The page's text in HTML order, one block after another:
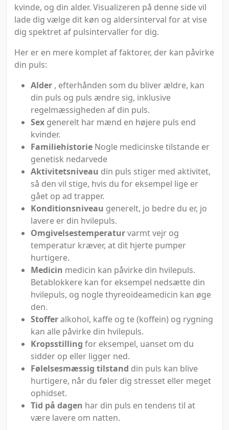
kvinde, og din alder. Visualizeren på denne side vil
lade dig vælge dit køn og aldersinterval for at vise
dig spektret af pulsintervaller for dig.
Her er en mere komplet af faktorer, der kan påvirke
din puls:
Alder , efterhånden som du bliver ældre, kan
din puls og puls ændre sig, inklusive
regelmæssigheden af din puls.
Sex generelt har mænd en højere puls end
kvinder.
Familiehistorie Nogle medicinske tilstande er
genetisk nedarvede
Aktivitetsniveau din puls stiger med aktivitet,
så den vil stige, hvis du for eksempel lige er
gået op ad trapper.
Konditionsniveau generelt, jo bedre du er, jo
lavere er din hvilepuls.
Omgivelsestemperaturvarmt vejr og
temperatur kræver, at dit hjerte pumper
hurtigere.
Medicin medicin kan påvirke din hvilepuls.
Betablokkere kan for eksempel nedsætte din
hvilepuls, og nogle thyreoideamedicin kan øge
den.
Stofferalkohol, kaffe og te (koffein) og rygning
kan alle påvirke din hvilepuls.
Kropsstilling for eksempel, uanset om du
sidder op eller ligger ned.
Følelsesmæssig tilstand din puls kan blive
hurtigere, når du føler dig stresset eller meget
ophidset.
Tid på dagen har din puls en tendens til at
være lavere om natten.